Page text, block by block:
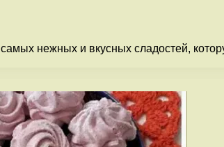
нежных и вкусных сладостей,